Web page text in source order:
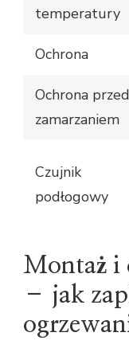
temperatury
Ochrona
Ochrona przed
zamarzaniem
Czujnik
podłogowy
Montaż i
– jak